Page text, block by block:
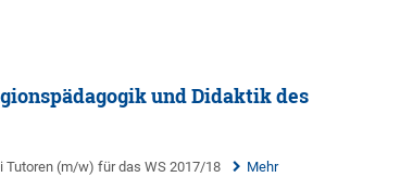
und Didaktik des
Tutoren (m/w) für das WS 2017/18 Mehr